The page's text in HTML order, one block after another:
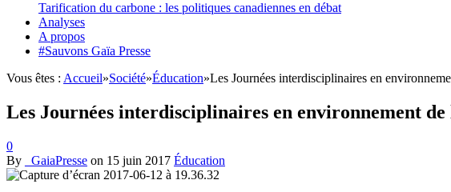
Tarification du carbone : les politiques canadiennes en débat
Analyses
A propos
#Sauvons Gaïa Presse
Vous êtes : Accueil»Société»Éducation»Les Journées interdisciplinaires en
Les Journées interdisciplinaires en environnement
0
By
_GaiaPresse on 15 juin 2017 Éducation